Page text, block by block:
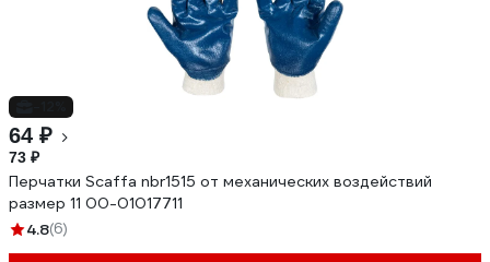
64 ₽
73 ₽
Перчатки Scaffa nbr1515 от механических воздействий
размер 11 00-01017711
4.8(6)